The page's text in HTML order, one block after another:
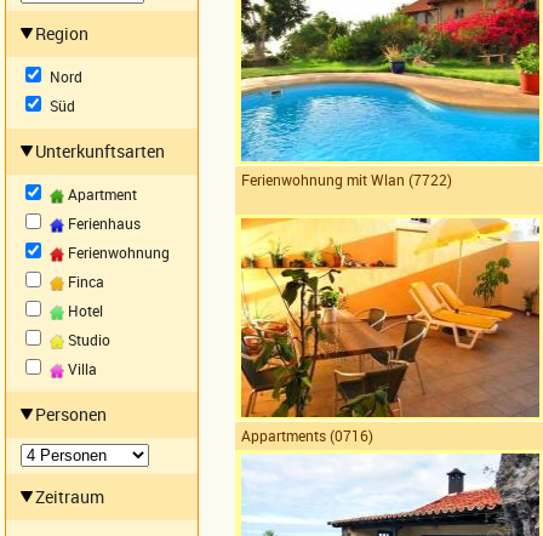
Region
Nord
Süd
Unterkunftsarten
Apartment
Ferienhaus
Ferienwohnung
Finca
Hotel
Studio
Villa
Personen
Zeitraum
Ferienwohnung mit Wlan (7722)
Appartments (0716)